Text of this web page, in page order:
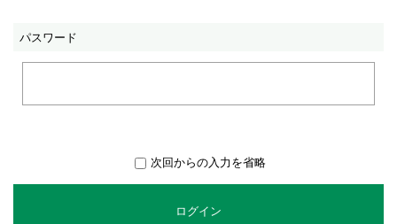
パスワード
次回からの入力を省略
ログイン